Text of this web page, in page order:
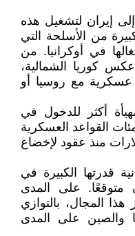
إيران لتشغيل هذه
من الأسلحة التي
في أوكرانيا. من
كوريا الشمالية،
عسكرية مع روسيا أو
أكثر للدخول في
القواعد العسكرية
منذ عقود لإخضاع
قدرتها الكبيرة في
متوقعًا. على المدى
المجال، بالتوازي
على المدى